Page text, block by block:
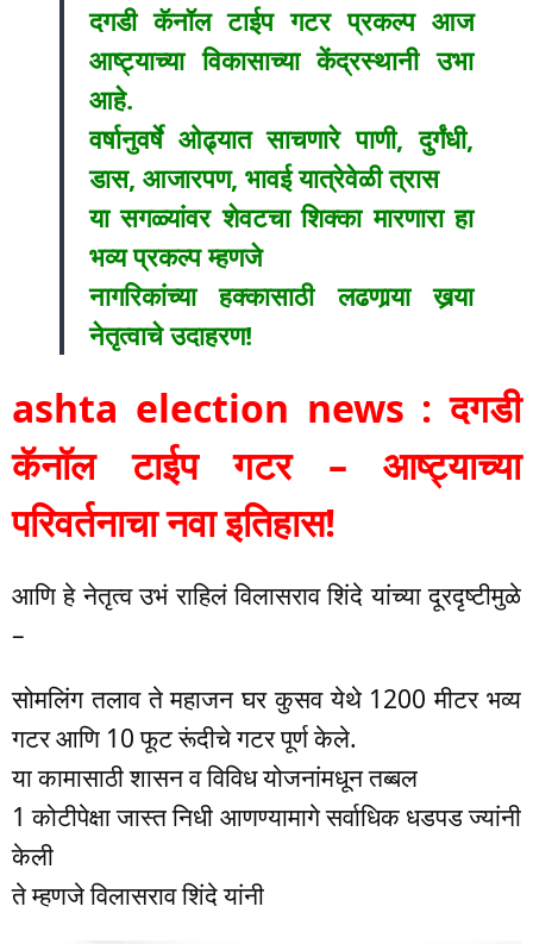
दगडी कॅनॉल टाईप गटर प्रकल्प आज
आष्ट्याच्या विकासाच्या केंद्रस्थानी उभा
आहे.
वर्षानुवर्षे ओढ्यात साचणारे पाणी, दुर्गंधी,
डास, आजारपण, भावई यात्रेवेळी त्रास
या सगळ्यांवर शेवटचा शिक्का मारणारा हा
भव्य प्रकल्प म्हणजे
नागरिकांच्या हक्कासाठी लढणार्‍या खर्‍या
नेतृत्वाचे उदाहरण!
ashta election news : दगडी
कॅनॉल टाईप गटर – आष्ट्याच्या
परिवर्तनाचा नवा इतिहास!
आणि हे नेतृत्व उभं राहिलं विलासराव शिंदे यांच्या दूरदृष्टीमुळे
–
सोमलिंग तलाव ते महाजन घर कुसव येथे 1200 मीटर भव्य
गटर आणि 10 फूट रूंदीचे गटर पूर्ण केले.
या कामासाठी शासन व विविध योजनांमधून तब्बल
1 कोटीपेक्षा जास्त निधी आणण्यामागे सर्वाधिक धडपड ज्यांनी
केली
ते म्हणजे विलासराव शिंदे यांनी